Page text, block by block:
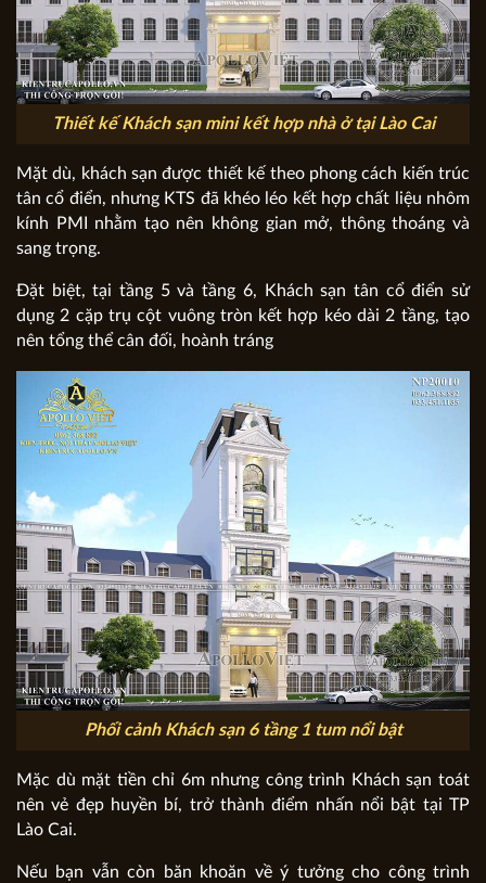
Thiết kế Khách sạn mini kết hợp nhà ở tại Lào Cai
Mặt dù, khách sạn được thiết kế theo phong cách kiến trúc
tân cổ điển, nhưng KTS đã khéo léo kết hợp chất liệu nhôm
kính PMI nhằm tạo nên không gian mở, thông thoáng và
sang trọng.
Đặt biệt, tại tầng 5 và tầng 6, Khách sạn tân cổ điển sử
dụng 2 cặp trụ cột vuông tròn kết hợp kéo dài 2 tầng, tạo
nên tổng thể cân đối, hoành tráng
Phối cảnh Khách sạn 6 tầng 1 tum nổi bật
Mặc dù mặt tiền chỉ 6m nhưng công trình Khách sạn toát
nên vẻ đẹp huyền bí, trở thành điểm nhấn nổi bật tại TP
Lào Cai.
Nếu bạn vẫn còn băn khoăn về ý tưởng cho công trình